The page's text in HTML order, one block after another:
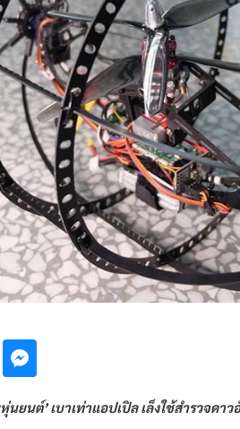
ยนต์’ เบาเท่าแอปเปิล เล็งใช้สำรวจดาว